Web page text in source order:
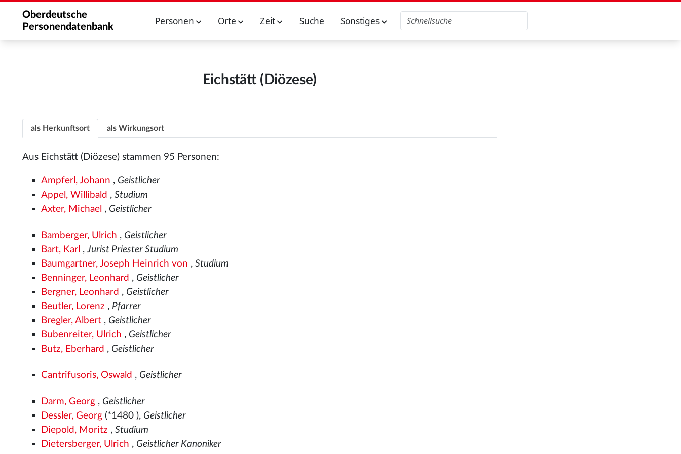
Oberdeutsche
Personendatenbank
Personen Orte Zeit Suche Sonstiges
Eichstätt (Diözese)
als Herkunftsort als Wirkungsort
Aus Eichstätt (Diözese) stammen 95 Personen:
Ampferl, Johann , Geistlicher
Appel, Willibald ,Studium
Axter, Michael , Geistlicher
Bamberger, Ulrich , Geistlicher
Bart, Karl ,Jurist Priester Studium
Baumgartner, Joseph Heinrich von ,Studium
Benninger, Leonhard , Geistlicher
Bergner, Leonhard , Geistlicher
Beutler, Lorenz , Pfarrer
Bregler, Albert , Geistlicher
Bubenreiter, Ulrich , Geistlicher
Butz, Eberhard , Geistlicher
Cantrifusoris, Oswald , Geistlicher
Darm, Georg , Geistlicher
Dessler, Georg (*1480 ), Geistlicher
Diepold, Moritz ,Studium
Dietersberger, Ulrich , Geistlicher Kanoniker